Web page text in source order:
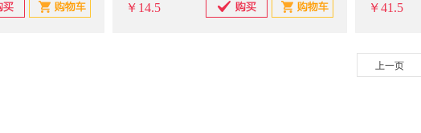
￥14.5 ￥41.5
上一页